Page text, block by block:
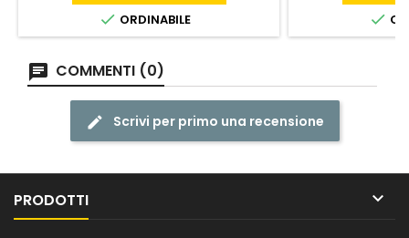
 ORDINABILE 
COMMENTI (0)
Scrivi per primo una recensione
PRODOTTI 